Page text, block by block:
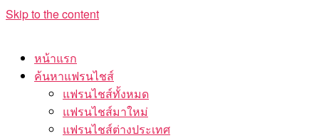
Skip to the content
หน้าแรก
ค้นหาแฟรนไชส์
แฟรนไชส์ทั้งหมด
แฟรนไชส์มาใหม่
แฟรนไชส์ต่างประเทศ